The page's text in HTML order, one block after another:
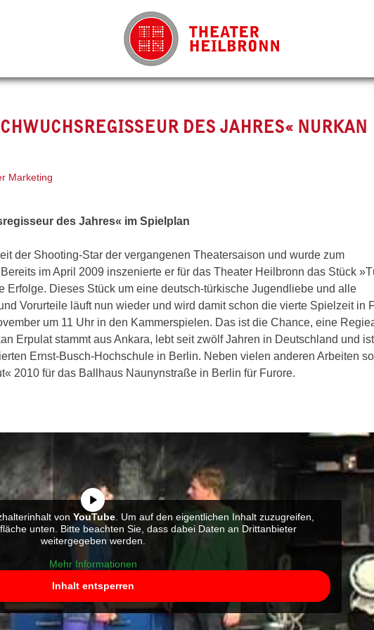
DES JAHRES« NURKAN
Marketing
des Jahres« im Spielplan
der Shooting-Star der vergangenen Theatersaison und wurde zum
im April 2009 inszenierte er für das Theater Heilbronn das Stück
Erfolge. Dieses Stück um eine deutsch-türkische Jugendliebe und alle
Vorurteile läuft nun wieder und wird damit schon die vierte Spielzeit in
um 11 Uhr in den Kammerspielen. Das ist die Chance, eine
Erpulat stammt aus Ankara, lebt seit zwölf Jahren in Deutschland und
Ernst-Busch-Hochschule in Berlin. Neben vielen anderen Arbeiten
2010 für das Ballhaus Naunynstraße in Berlin für Furore.
vonYouTube . Um auf den eigentlichen Inhalt zuzugreifen,
unten. Bitte beachten Sie, dass dabei Daten an Drittanbieter
weitergegeben werden.
Mehr Informationen
Inhalt entsperren